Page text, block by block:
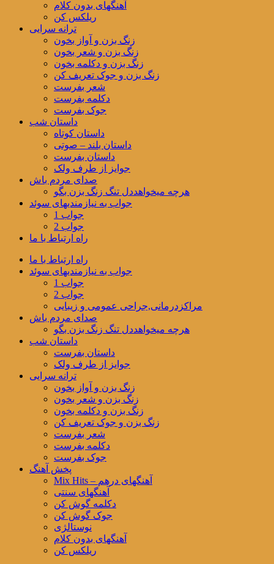
آهنگهای بدون کلام
ریلکس کن
ترانه سرایی
زنگ بزن و آواز بخون
زنگ بزن و شعر بخون
زنگ بزن و دکلمه بخون
زنگ بزن و جوک تعریف کن
شعر بفرست
دکلمه بفرست
جوک بفرست
داستان شب
داستان کوتاه
داستان بلند – صوتی
داستان بفرست
جوایز از طرف ولک
صدای مردم باش
هرچه میخواهددل تنگ زنگ بزن بگو
جواب به نیازمندیهای سوئد
جواب 1
جواب 2
راه ارتباط با ما
راه ارتباط با ما
جواب به نیازمندیهای سوئد
جواب 1
جواب 2
مراکزدرمانی,جراحی عمومی و زیبایی
صدای مردم باش
هرچه میخواهددل تنگ زنگ بزن بگو
داستان شب
داستان بفرست
جوایز از طرف ولک
ترانه سرایی
زنگ بزن و آواز بخون
زنگ بزن و شعر بخون
زنگ بزن و دکلمه بخون
زنگ بزن و جوک تعریف کن
شعر بفرست
دکلمه بفرست
جوک بفرست
پخش آهنگ
Mix Hits – آهنگهای درهم
آهنگهای سنتی
دکلمه گوش کن
جوک گوش کن
نوستالژی
آهنگهای بدون کلام
ریلکس کن